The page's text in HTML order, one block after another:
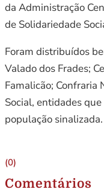
da Administração
de Solidariedade
Foram distribuídos
Valado dos Frades;
Famalicão; Confraria
Social, entidades
população sinalizada.
(0)
Comentários